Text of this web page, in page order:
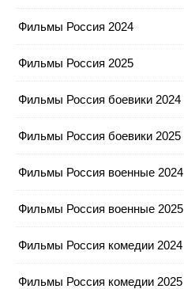
Фильмы Россия 2024
Фильмы Россия 2025
Фильмы Россия боевики 2024
Фильмы Россия боевики 2025
Фильмы Россия военные 2024
Фильмы Россия военные 2025
Фильмы Россия комедии 2024
Фильмы Россия комедии 2025